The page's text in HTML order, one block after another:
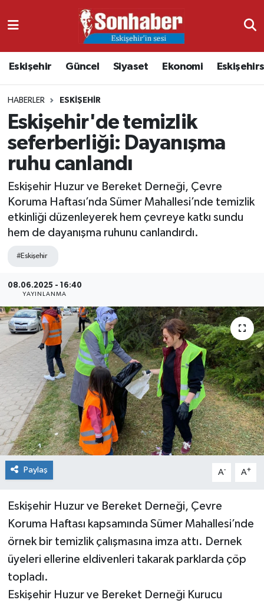
Eskişehir Güncel Siyaset Ekonomi
HABERLER ESKIŞEHIR
Eskişehir'de temizlik
seferberliği: Dayanışma
ruhu canlandı
Eskişehir Huzur ve Bereket Derneği, Çevre
Koruma Haftası’nda Sümer Mahallesi’nde temizlik
etkinliği düzenleyerek hem çevreye katkı sundu
hem de dayanışma ruhunu canlandırdı.
#Eskişehir
08.06.2025 - 16:40
YAYINLANMA
Paylaş A- A+
Eskişehir Huzur ve Bereket Derneği, Çevre
Koruma Haftası kapsamında Sümer Mahallesi’nde
örnek bir temizlik çalışmasına imza attı. Dernek
üyeleri ellerine eldivenleri takarak parklarda çöp
topladı.
Eskişehir Huzur ve Bereket Derneği Kurucu
Ekonomi
Güncel
Kültür & Sanat
Magazin
Resmi İlanlar
Sağlık
Siyaset
Spor
Nöbetçi Eczaneler
Namaz Vakitleri
Trafik Durumu
Süper Lig Puan Durumu ve Fikstür
Tüm Manşetler
Son Dakika Haberleri
Haber Arşivi